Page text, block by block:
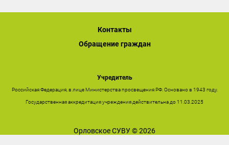
Контакты
Обращение граждан
Учредитель
Российская Федерация, в лице Министерства просвещения РФ. Основано в 1943 году.
Государственная аккредитация учреждения действительна до 11.03.2025
Орловское СУВУ © 2026